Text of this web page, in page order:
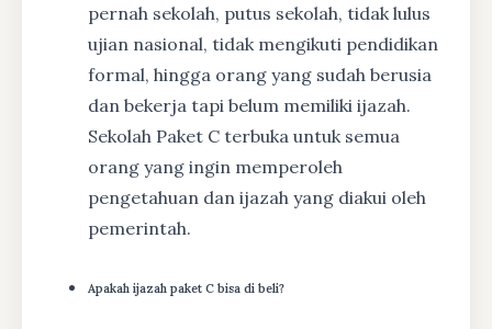
pernah sekolah, putus sekolah, tidak lulus
ujian nasional, tidak mengikuti pendidikan
formal, hingga orang yang sudah berusia
dan bekerja tapi belum memiliki ijazah.
Sekolah Paket C terbuka untuk semua
orang yang ingin memperoleh
pengetahuan dan ijazah yang diakui oleh
pemerintah.
Apakah ijazah paket C bisa di beli?